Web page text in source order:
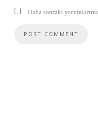
Daha sonraki